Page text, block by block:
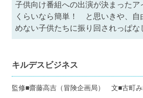
子供向け番組への出演が決まったア
くらいなら簡単！ と思いきや、自
めない子供たちに振り回されっぱな
キルデスビジネス
監修■齋藤高吉（冒険企画局） 文■古町み